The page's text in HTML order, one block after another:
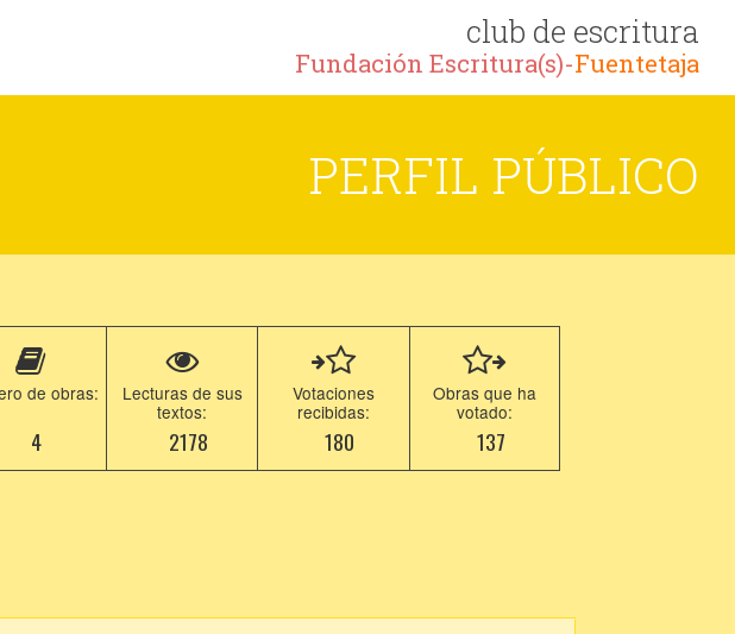
club de escritura
Fundación Escritura(s)-Fuentetaja
PERFIL PÚBLICO
de obras:
4
Lecturas de sus
textos:
2178
Votaciones
recibidas:
180
Obras que ha
votado:
137